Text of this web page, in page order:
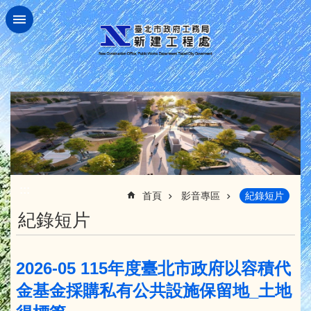
跳到主要內容區塊
首頁 影音專區 紀錄短片
紀錄短片
2026-05 115年度臺北市政府以容積代
金基金採購私有公共設施保留地_土地